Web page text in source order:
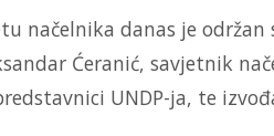
načelnika danas je
Ćeranić, savjetnik
UNDP-ja, te